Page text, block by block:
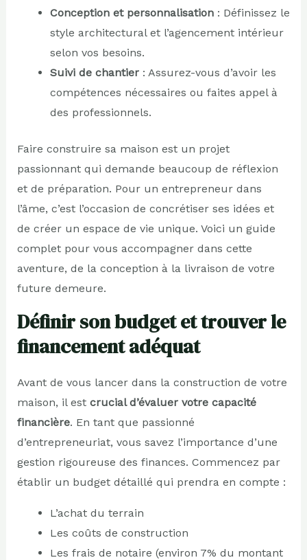
Conception et personnalisation: Définissez le
style architectural et l’agencement intérieur
selon vos besoins.
Suivi de chantier: Assurez-vous d’avoir les
compétences nécessaires ou faites appel à
des professionnels.
Faire construire sa maison est un projet
passionnant qui demande beaucoup de réflexion
et de préparation. Pour un entrepreneur dans
l’âme, c’est l’occasion de concrétiser ses idées et
de créer un espace de vie unique. Voici un guide
complet pour vous accompagner dans cette
aventure, de la conception à la livraison de votre
future demeure.
Définir son budget et trouver le
financement adéquat
Avant de vous lancer dans la construction de votre
maison, il est crucial d’évaluer votre capacité
financière. En tant que passionné
d’entrepreneuriat, vous savez l’importance d’une
gestion rigoureuse des finances. Commencez par
établir un budget détaillé qui prendra en compte :
L’achat du terrain
Les coûts de construction
Les frais de notaire (environ 7% du montant